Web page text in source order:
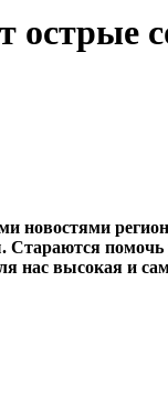
острые
новостями
помочь
нас высокая и